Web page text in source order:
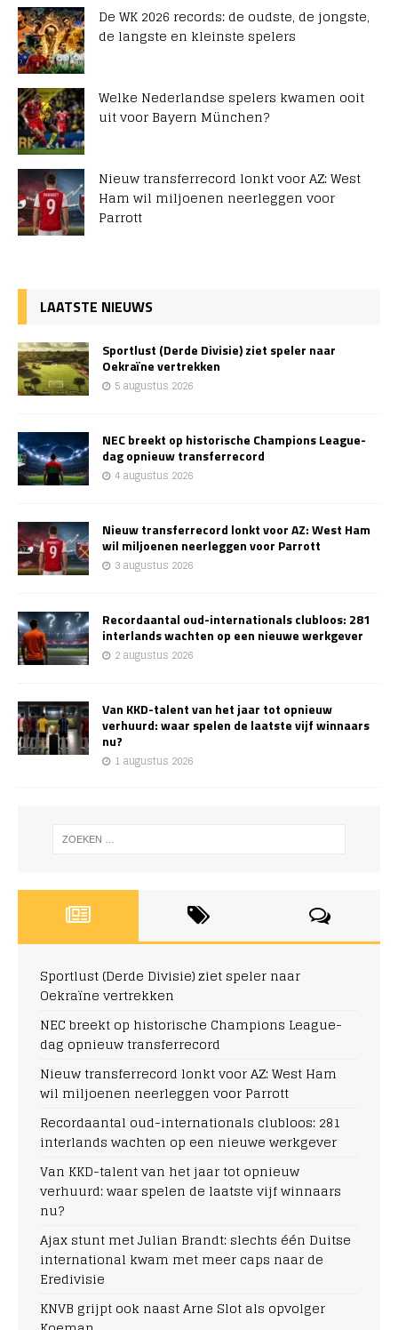
De WK 2026 records: de oudste, de jongste,
de langste en kleinste spelers
Welke Nederlandse spelers kwamen ooit
uit voor Bayern München?
Nieuw transferrecord lonkt voor AZ: West
Ham wil miljoenen neerleggen voor
Parrott
LAATSTE NIEUWS
Sportlust (Derde Divisie) ziet speler naar
Oekraïne vertrekken
5 augustus 2026
NEC breekt op historische Champions League-
dag opnieuw transferrecord
4 augustus 2026
Nieuw transferrecord lonkt voor AZ: West Ham
wil miljoenen neerleggen voor Parrott
3 augustus 2026
Recordaantal oud-internationals clubloos: 281
interlands wachten op een nieuwe werkgever
2 augustus 2026
Van KKD-talent van het jaar tot opnieuw
verhuurd: waar spelen de laatste vijf winnaars
nu?
1 augustus 2026
Sportlust (Derde Divisie) ziet speler naar
Oekraïne vertrekken
NEC breekt op historische Champions League-
dag opnieuw transferrecord
Nieuw transferrecord lonkt voor AZ: West Ham
wil miljoenen neerleggen voor Parrott
Recordaantal oud-internationals clubloos: 281
interlands wachten op een nieuwe werkgever
Van KKD-talent van het jaar tot opnieuw
verhuurd: waar spelen de laatste vijf winnaars
nu?
Ajax stunt met Julian Brandt: slechts één Duitse
international kwam met meer caps naar de
Eredivisie
KNVB grijpt ook naast Arne Slot als opvolger